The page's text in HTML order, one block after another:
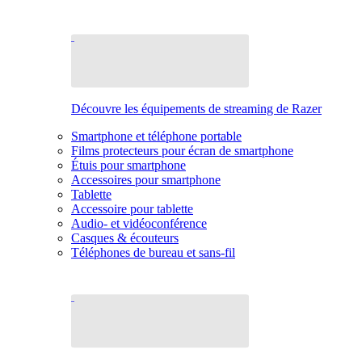
Découvre les équipements de streaming de Razer
Smartphone et téléphone portable
Films protecteurs pour écran de smartphone
Étuis pour smartphone
Accessoires pour smartphone
Tablette
Accessoire pour tablette
Audio- et vidéoconférence
Casques & écouteurs
Téléphones de bureau et sans-fil